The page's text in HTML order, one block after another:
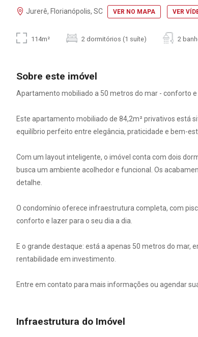
Jurerê, Florianópolis, SC VER NO MAPA VER
114m² 2 dormitórios (1 suíte) 2
Sobre este imóvel
Apartamento mobiliado a 50 metros do mar - conforto
Este apartamento mobiliado de 84,2m² privativos está
equilíbrio perfeito entre elegância, praticidade e bem-
Com um layout inteligente, o imóvel conta com dois
busca um ambiente acolhedor e funcional. Os
detalhe.
O condomínio oferece infraestrutura completa, com
conforto e lazer para o seu dia a dia.
E o grande destaque: está a apenas 50 metros do
rentabilidade em investimento.
Entre em contato para mais informações ou agendar
Infraestrutura do Imóvel